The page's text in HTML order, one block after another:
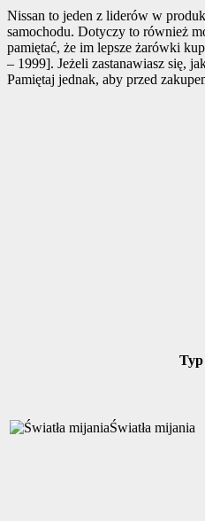
Nissan to jeden z liderów w
samochodu. Dotyczy to również
pamiętać, że im lepsze żarówki
– 1999]. Jeżeli zastanawiasz się,
Pamiętaj jednak, aby przed
Typ
Światła mijania